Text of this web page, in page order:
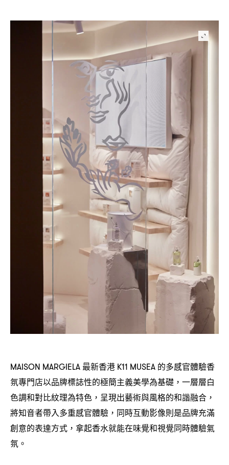
MAISON MARGIELA 最新香港 K11 MUSEA 的多感官體驗香
氛專門店以品牌標誌性的極簡主義美學為基礎 ， 一層層白
色調和對比紋理為特色 ， 呈現出藝術與風格的和諧融合 ，
將知音者帶入多重感官體驗 ， 同時互動影像則是品牌充滿
創意的表達方式 ， 拿起香水就能在味覺和視覺同時體驗氣
氛。